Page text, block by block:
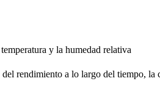
y la humedad relativa
rendimiento a lo largo del tiempo, la